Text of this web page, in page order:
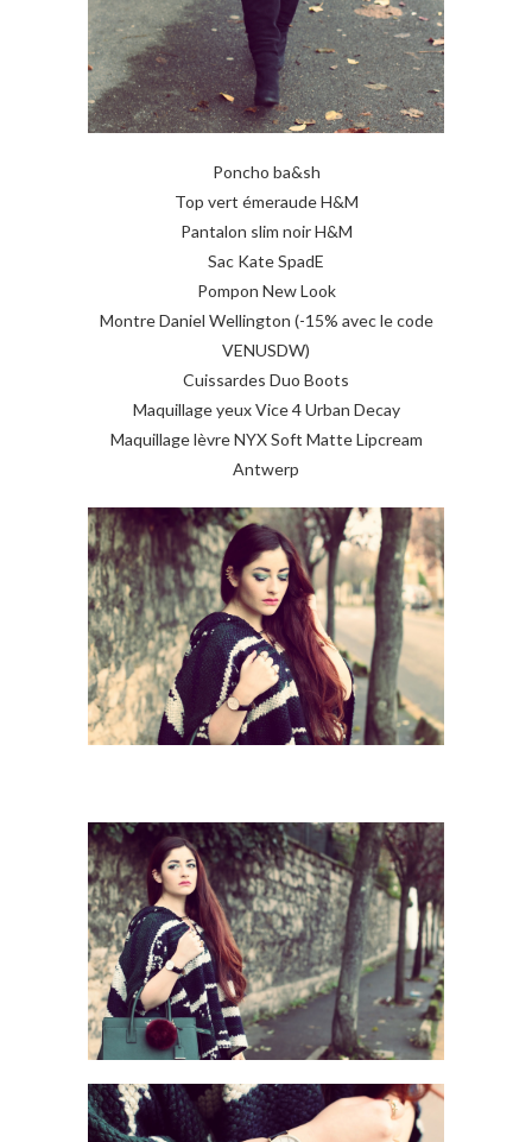
Poncho ba&sh
Top vert émeraude H&M
Pantalon slim noir H&M
Sac Kate SpadE
Pompon New Look
Montre Daniel Wellington (-15% avec le code
VENUSDW)
Cuissardes Duo Boots
Maquillage yeux Vice 4 Urban Decay
Maquillage lèvre NYX Soft Matte Lipcream
Antwerp